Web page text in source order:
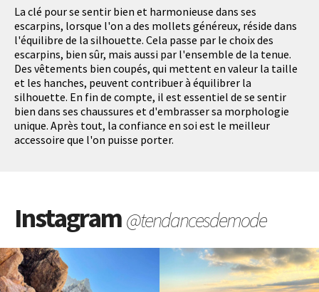
La clé pour se sentir bien et harmonieuse dans ses
escarpins, lorsque l'on a des mollets généreux, réside dans
l'équilibre de la silhouette. Cela passe par le choix des
escarpins, bien sûr, mais aussi par l'ensemble de la tenue.
Des vêtements bien coupés, qui mettent en valeur la taille
et les hanches, peuvent contribuer à équilibrer la
silhouette. En fin de compte, il est essentiel de se sentir
bien dans ses chaussures et d'embrasser sa morphologie
unique. Après tout, la confiance en soi est le meilleur
accessoire que l'on puisse porter.
Instagram@tendancesdemode